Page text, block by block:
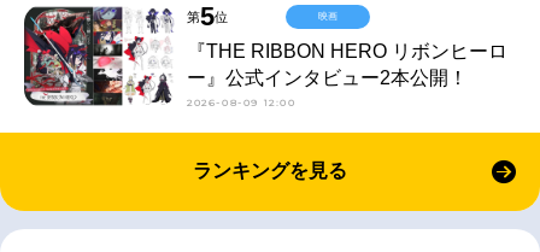
第5位
『THE RIBBON HERO リボンヒーロ
ー』公式インタビュー2本公開！
2026-08-09 12:00
映画
ランキングを見る